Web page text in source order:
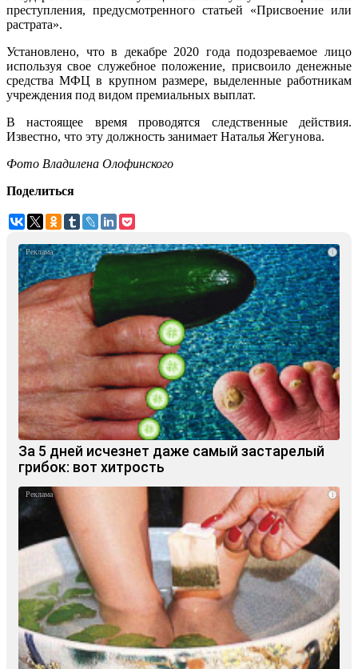
преступления, предусмотренного статьей «Присвоение или
растрата».
Установлено, что в декабре 2020 года подозреваемое лицо
используя свое служебное положение, присвоило денежные
средства МФЦ в крупном размере, выделенные работникам
учреждения под видом премиальных выплат.
В настоящее время проводятся следственные действия.
Известно, что эту должность занимает Наталья Жегунова.
Фото Владилена Олофинского
Поделиться
i
За 5 дней исчезнет даже самый застарелый
грибок: вот хитрость
i